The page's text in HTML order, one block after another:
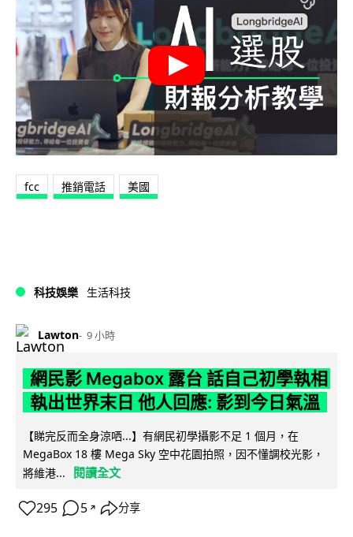
fcc 推銷電話 美國
科技娛樂 生活科技
Lawton 9 小時
網民影 Megabox 露台 話自己初學執相
執出世界末日 他人回應: 影到今日氣溫
【睇完反而全身涼哂...】有網民初學攝影不足 1 個月，在
MegaBox 18 樓 Mega Sky 空中花園拍照，因不懂調校光影，
將維港...
閱讀全文
295 5 ↗ 分享